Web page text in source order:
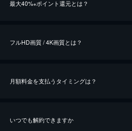
最大40%※ポイント還元とは？
※40％ポイント還元の対象は、クレジットカード決済
iOSアプリのUコイン決済による作品の購入 / レンタ
フルHD画質 / 4K画質とは？
月額料金を支払うタイミングは？
いつでも解約できますか